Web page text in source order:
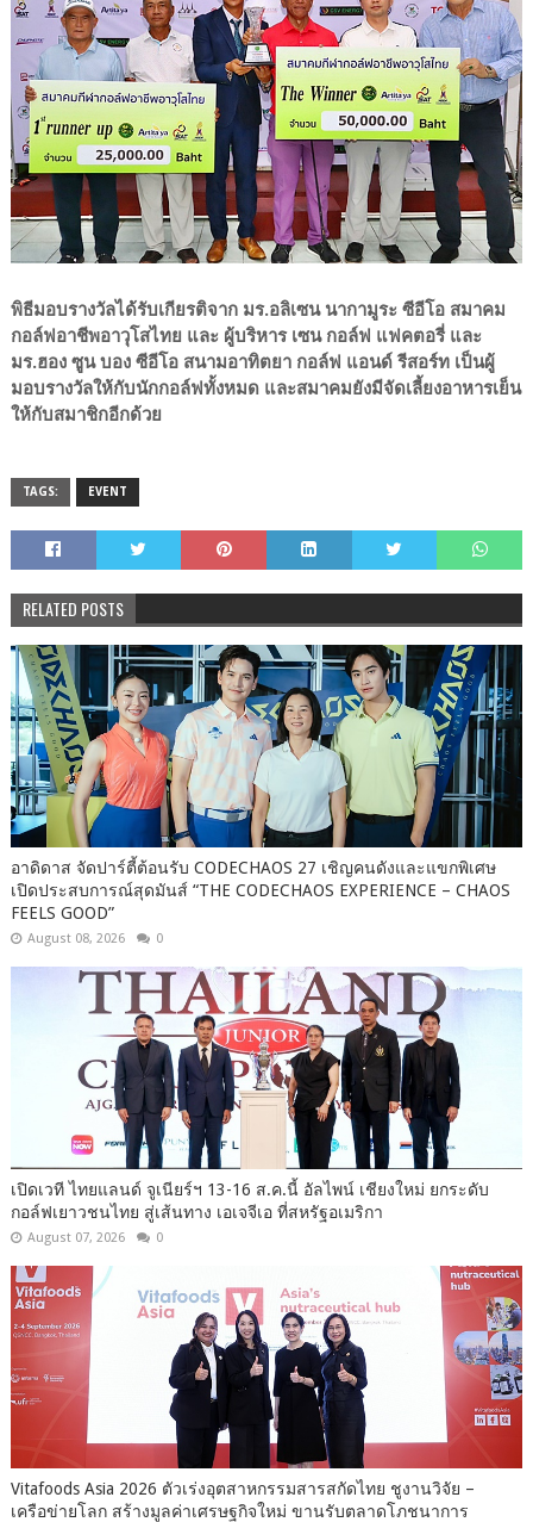
พิธีมอบรางวัลได้รับเกียรติจาก มร.อลิเซน นากามูระ ซีอีโอ สมาคม
กอล์ฟอาชีพอาวุโสไทย และ ผู้บริหาร เซน กอล์ฟ แฟคตอรี่ และ
มร.ฮอง ซูน บอง ซีอีโอ สนามอาทิตยา กอล์ฟ แอนด์ รีสอร์ท เป็นผู้
มอบรางวัลให้กับนักกอล์ฟทั้งหมด และสมาคมยังมีจัดเลี้ยงอาหารเย็น
ให้กับสมาชิกอีกด้วย
TAGS: EVENT
RELATED POSTS
อาดิดาส จัดปาร์ตี้ต้อนรับ CODECHAOS 27 เชิญคนดังและแขกพิเศษ
เปิดประสบการณ์สุดมันส์ “THE CODECHAOS EXPERIENCE – CHAOS
FEELS GOOD”
August 08, 2026 0
เปิดเวที ไทยแลนด์ จูเนียร์ฯ 13-16 ส.ค.นี้ อัลไพน์ เชียงใหม่ ยกระดับ
กอล์ฟเยาวชนไทย สู่เส้นทาง เอเจจีเอ ที่สหรัฐอเมริกา
August 07, 2026 0
Vitafoods Asia 2026 ตัวเร่งอุตสาหกรรมสารสกัดไทย ชูงานวิจัย –
เครือข่ายโลก สร้างมูลค่าเศรษฐกิจใหม่ ขานรับตลาดโภชนาการ